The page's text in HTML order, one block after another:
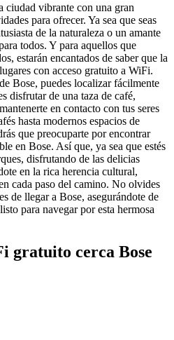
ciudad vibrante con una gran
para ofrecer. Ya sea que seas
de la naturaleza o un amante
todos. Y para aquellos que
estarán encantados de saber que la
con acceso gratuito a WiFi.
Bose, puedes localizar fácilmente
disfrutar de una taza de café,
en contacto con tus seres
hasta modernos espacios de
que preocuparte por encontrar
en Bose. Así que, ya sea que estés
disfrutando de las delicias
en la rica herencia cultural,
cada paso del camino. No olvides
de llegar a Bose, asegurándote de
para navegar por esta hermosa
gratuito cerca Bose